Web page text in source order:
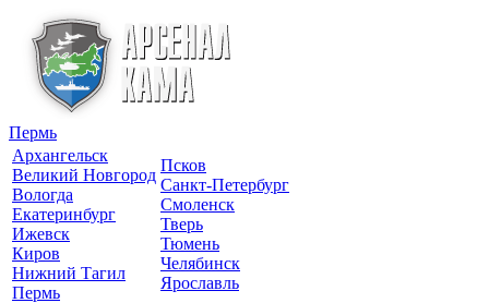
Пермь
Архангельск
Великий Новгород
Вологда
Екатеринбург
Ижевск
Киров
Нижний Тагил
Пермь
Псков
Санкт-Петербург
Смоленск
Тверь
Тюмень
Челябинск
Ярославль